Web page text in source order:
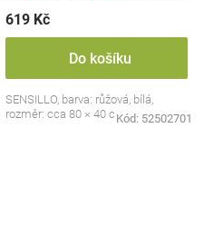
619 Kč
Do košíku
SENSILLO, barva: růžová, bílá,
rozměr: cca 80 × 40 cmKód: 52502701